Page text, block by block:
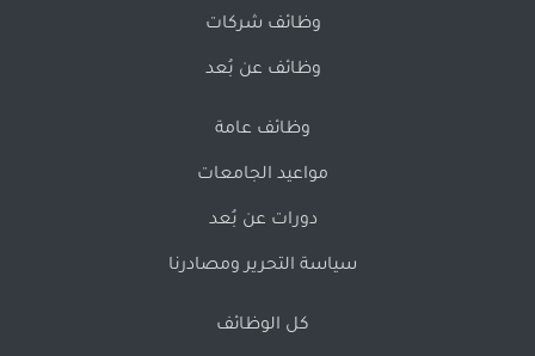
وظائف شركات
وظائف عن بُعد
وظائف عامة
مواعيد الجامعات
دورات عن بُعد
سياسة التحرير ومصادرنا
كل الوظائف